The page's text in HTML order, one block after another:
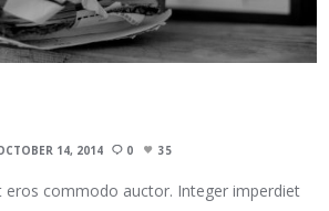
14, 2014 0 35
eros commodo auctor. Integer imperdiet